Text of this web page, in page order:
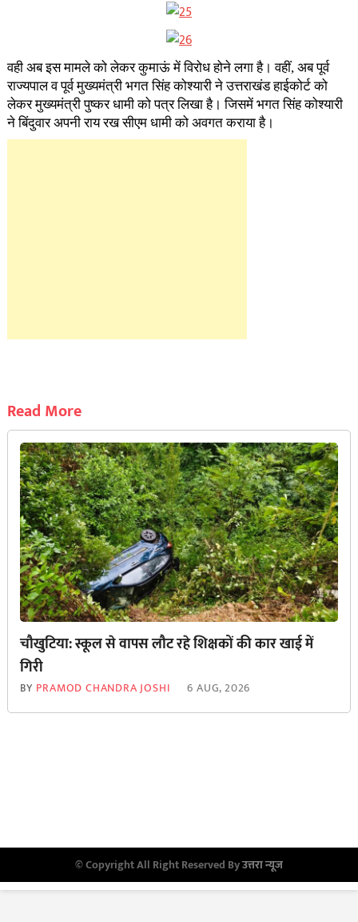
वही अब इस मामले को लेकर कुमाऊं में विरोध होने लगा है। वहीं, अब पूर्व
राज्यपाल व पूर्व मुख्यमंत्री भगत सिंह कोश्यारी ने उत्तराखंड हाईकोर्ट को
लेकर मुख्यमंत्री पुष्कर धामी को पत्र लिखा है। जिसमें भगत सिंह कोश्यारी
ने बिंदुवार अपनी राय रख सीएम धामी को अवगत कराया है।
Read More
चौखुटिया: स्कूल से वापस लौट रहे शिक्षकों की कार खाई में
गिरी
BY PRAMOD CHANDRA JOSHI 6 AUG, 2026
© Copyright All Right Reserved Byउत्तरा न्यूज